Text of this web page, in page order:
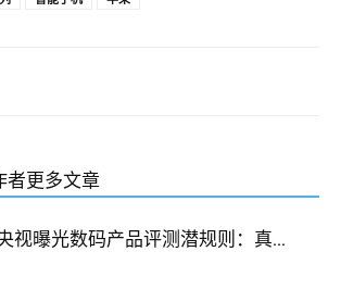
者更多文章
视曝光数码产品评测潜规则：真...